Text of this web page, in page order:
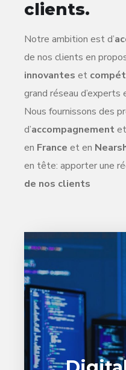
clients.
Notre ambition est d’
de nos clients en
innovantes et
grand réseau
Nous fournissons des
d’accompagnement
en France et en
en tête: apporter une
de nos clients
Confiez la
logiciels à nos
design UI/UX et
EN